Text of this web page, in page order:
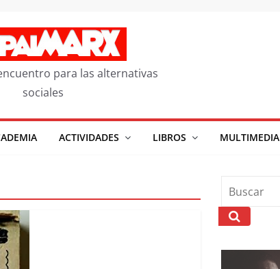
para las alternativas
sociales
ACTIVIDADES LIBROS MULTIMEDIA